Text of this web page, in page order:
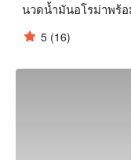
นวดน้ำมันอโรม่าพร้
5 (16)